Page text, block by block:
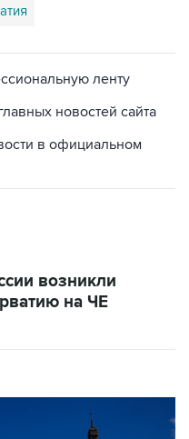
ленту
новостей сайта
в официальном
возникли
на ЧЕ